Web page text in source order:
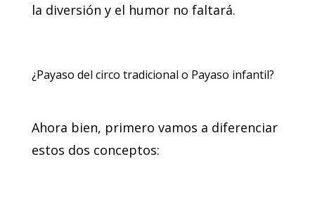
la diversión y el humor no faltará.
¿Payaso del circo tradicional o Payaso infantil?
Ahora bien, primero vamos a diferenciar
estos dos conceptos: